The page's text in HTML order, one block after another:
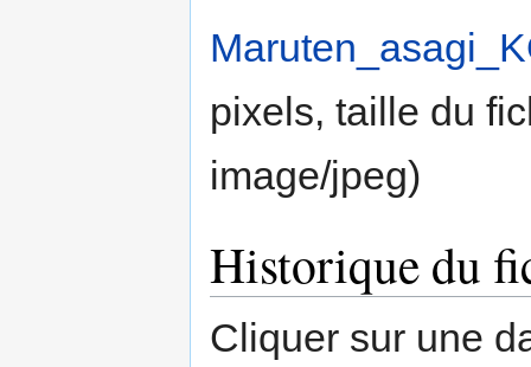
pixels, taille du
image/jpeg)
Historique du
Cliquer sur une